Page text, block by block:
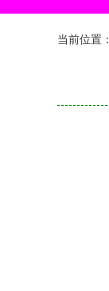
当前位置：